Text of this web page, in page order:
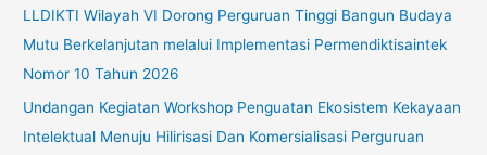
LLDIKTI Wilayah VI Dorong Perguruan Tinggi Bangun Budaya
Mutu Berkelanjutan melalui Implementasi Permendiktisaintek
Nomor 10 Tahun 2026
Undangan Kegiatan Workshop Penguatan Ekosistem Kekayaan
Intelektual Menuju Hilirisasi Dan Komersialisasi Perguruan